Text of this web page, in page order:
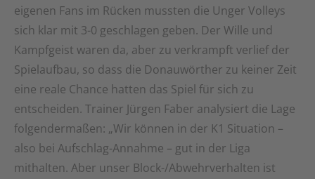
eigenen Fans im Rücken mussten die Unger Volleys
sich klar mit 3-0 geschlagen geben. Der Wille und
Kampfgeist waren da, aber zu verkrampft verlief der
Spielaufbau, so dass die Donauwörther zu keiner Zeit
eine reale Chance hatten das Spiel für sich zu
entscheiden. Trainer Jürgen Faber analysiert die Lage
folgendermaßen: „Wir können in der K1 Situation –
also bei Aufschlag-Annahme – gut in der Liga
mithalten. Aber unser Block-/Abwehrverhalten ist